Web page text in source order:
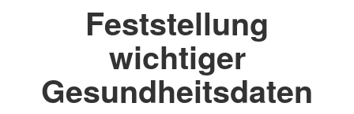
Feststellung
wichtiger
Gesundheitsdaten